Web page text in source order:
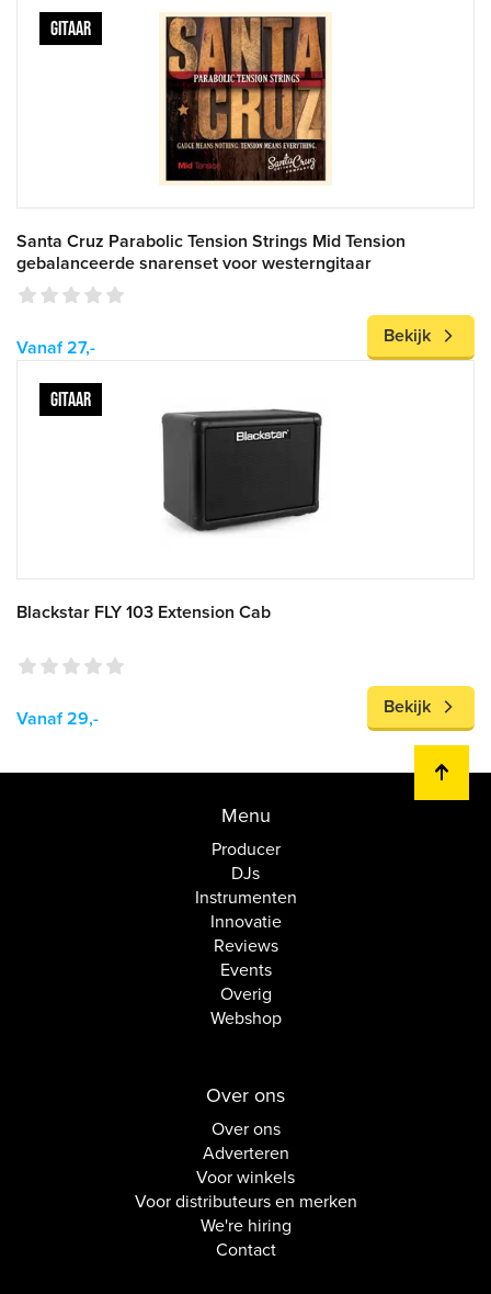
GITAAR
Santa Cruz Parabolic Tension Strings Mid Tension
gebalanceerde snarenset voor westerngitaar
Vanaf 27,-
Bekijk
GITAAR
Blackstar FLY 103 Extension Cab
Vanaf 29,-
Bekijk
Menu
Producer
DJs
Instrumenten
Innovatie
Reviews
Events
Overig
Webshop
Over ons
Over ons
Adverteren
Voor winkels
Voor distributeurs en merken
We're hiring
Contact